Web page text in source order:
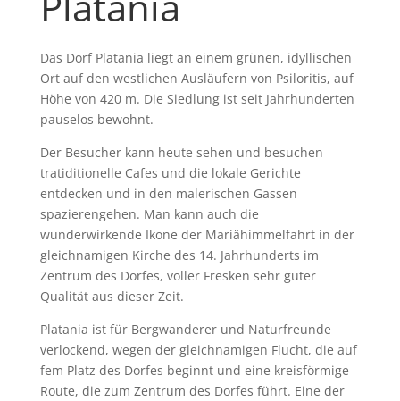
Das Dorf Platania liegt an einem grünen, idyllischen
Ort auf den westlichen Ausläufern von Psiloritis, auf
Höhe von 420 m. Die Siedlung ist seit Jahrhunderten
pauselos bewohnt.
Der Besucher kann heute sehen und besuchen
tratiditionelle Cafes und die lokale Gerichte
entdecken und in den malerischen Gassen
spazierengehen. Man kann auch die
wunderwirkende Ikone der Mariähimmelfahrt in der
gleichnamigen Kirche des 14. Jahrhunderts im
Zentrum des Dorfes, voller Fresken sehr guter
Qualität aus dieser Zeit.
Platania ist für Bergwanderer und Naturfreunde
verlockend, wegen der gleichnamigen Flucht, die auf
fem Platz des Dorfes beginnt und eine kreisförmige
Route, die zum Zentrum des Dorfes führt. Eine der